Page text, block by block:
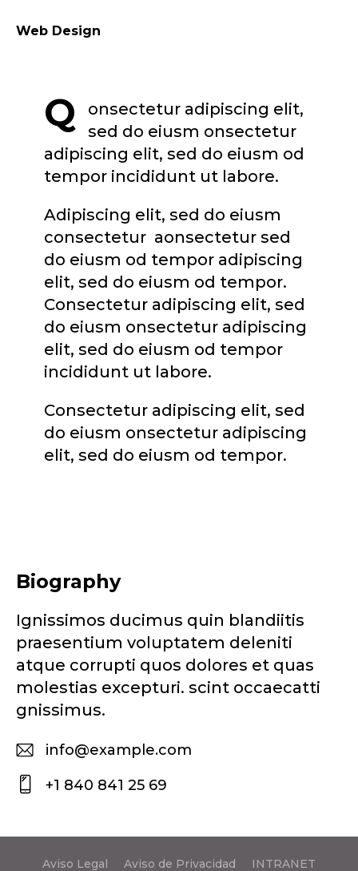
Web Design
Q
onsectetur adipiscing elit,
sed do eiusm onsectetur
adipiscing elit, sed do eiusm od
tempor incididunt ut labore.
Adipiscing elit, sed do eiusm
consectetur aonsectetur sed
do eiusm od tempor adipiscing
elit, sed do eiusm od tempor.
Consectetur adipiscing elit, sed
do eiusm onsectetur adipiscing
elit, sed do eiusm od tempor
incididunt ut labore.
Consectetur adipiscing elit, sed
do eiusm onsectetur adipiscing
elit, sed do eiusm od tempor.
Biography
Ignissimos ducimus quin blandiitis
praesentium voluptatem deleniti
atque corrupti quos dolores et quas
molestias excepturi. scint occaecatti
gnissimus.
E-
m
:
info@example.com
+1 840 841 25 69
Aviso Legal Aviso de Privacidad INTRANET